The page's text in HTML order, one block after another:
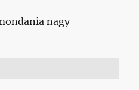
nagy